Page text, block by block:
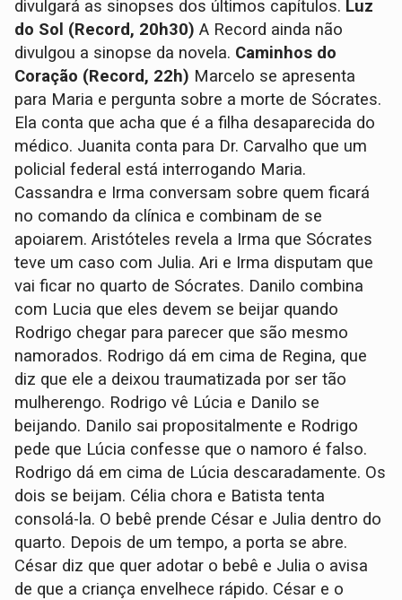
divulgará as sinopses dos últimos capítulos. Luz
do Sol (Record, 20h30)A Record ainda não
divulgou a sinopse da novela. Caminhos do
Coração (Record, 22h) Marcelo se apresenta
para Maria e pergunta sobre a morte de Sócrates.
Ela conta que acha que é a filha desaparecida do
médico. Juanita conta para Dr. Carvalho que um
policial federal está interrogando Maria.
Cassandra e Irma conversam sobre quem ficará
no comando da clínica e combinam de se
apoiarem. Aristóteles revela a Irma que Sócrates
teve um caso com Julia. Ari e Irma disputam que
vai ficar no quarto de Sócrates. Danilo combina
com Lucia que eles devem se beijar quando
Rodrigo chegar para parecer que são mesmo
namorados. Rodrigo dá em cima de Regina, que
diz que ele a deixou traumatizada por ser tão
mulherengo. Rodrigo vê Lúcia e Danilo se
beijando. Danilo sai propositalmente e Rodrigo
pede que Lúcia confesse que o namoro é falso.
Rodrigo dá em cima de Lúcia descaradamente. Os
dois se beijam. Célia chora e Batista tenta
consolá-la. O bebê prende César e Julia dentro do
quarto. Depois de um tempo, a porta se abre.
César diz que quer adotar o bebê e Julia o avisa
de que a criança envelhece rápido. César e o